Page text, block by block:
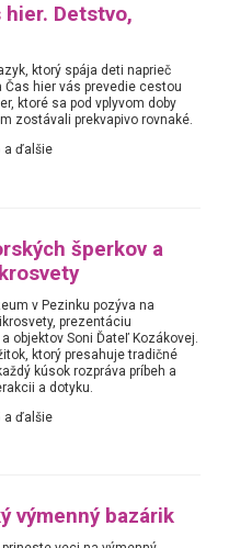
hier. Detstvo,
ktorý spája deti naprieč
hier vás prevedie cestou
ktoré sa pod vplyvom doby
zostávali prekvapivo rovnaké.
a ďalšie
šperkov a
v Pezinku pozýva na
prezentáciu
objektov Soni Ďateľ Kozákovej.
ktorý presahuje tradičné
kúsok rozpráva príbeh a
a dotyku.
a ďalšie
výmenný bazárik